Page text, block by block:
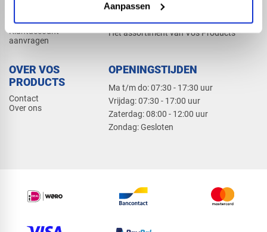
Aanpassen
Klantaccount
aanvragen
PRODUCTCATALOGUS 2026
Het assortiment van Vos Products
OVER VOS
PRODUCTS
Contact
Over ons
OPENINGSTIJDEN
Ma t/m do: 07:30 - 17:30 uur
​Vrijdag: 07:30 - 17:00 uur
​Zaterdag: 08:00 - 12:00 uur
​Zondag: Gesloten